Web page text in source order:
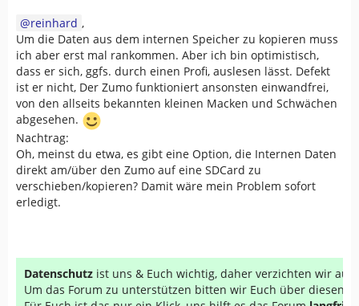
reinhard ,
Um die Daten aus dem internen Speicher zu kopieren muss
ich aber erst mal rankommen. Aber ich bin optimistisch,
dass er sich, ggfs. durch einen Profi, auslesen lässt. Defekt
ist er nicht, Der Zumo funktioniert ansonsten einwandfrei,
von den allseits bekannten kleinen Macken und Schwächen
abgesehen.
Nachtrag:
Oh, meinst du etwa, es gibt eine Option, die Internen Daten
direkt am/über den Zumo auf eine SDCard zu
verschieben/kopieren? Damit wäre mein Problem sofort
erledigt.
Datenschutz ist uns & Euch wichtig, daher verzichten wir auf
Um das Forum zu unterstützen bitten wir Euch über diesen